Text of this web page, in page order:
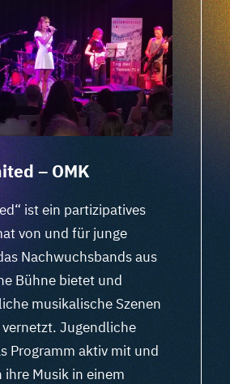
– OMK
ist ein partizipatives
von und für junge
Nachwuchsbands aus
Bühne bietet und
musikalische Szenen
Jugendliche
Programm aktiv mit und
ihre Musik in einem